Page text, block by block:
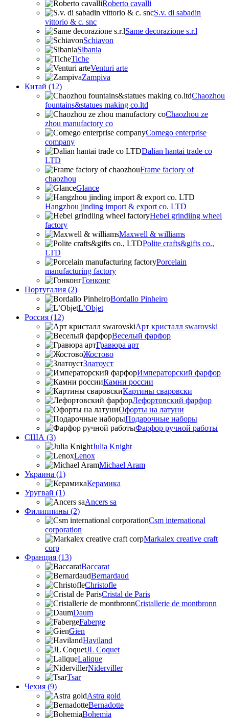
Roberto cavalli
S.v. di sabadin
vittorio & c. snc
Same decorazione s.r.l
Schiavon
Sibania
Tiche
Venturi arte
Zampiva
Китай (12)
Chaozhou
fountains&statues making co.ltd
Chaozhou ze
zhou manufactory co
Comego enterprise
company
Dalian hantai trade co
LTD
Frame factory of
chaozhou
Glance
Hangzhou jinding import & export co. LTD
Hebei grindiing wheel
factory
Maxwell & williams
Polite crafts&gifts co.,
LTD
Porcelain
manufacturing factory
Гонконг
Португалия (2)
Bordallo Pinheiro
L’Objet
Россия (12)
Арт кристалл swarovski
Веселый фарфор
Гравюра арт
Жостово
Златоуст
Императорский фарфор
Камни россии
Картины сваровски
Лефортовский фарфор
Офорты на латуни
Подарочные наборы
Фарфор ручной работы
США (3)
Julia Knight
Lenox
Michael Aram
Украина (1)
Керамика
Уругвай (1)
Ancers sa
Филиппины (2)
Csm international
corporation
Markalex creative craft
corp
Франция (13)
Baccarat
Bernardaud
Christofle
Cristal de Paris
Cristallerie de montbronn
Daum
Faberge
Gien
Haviland
JL Coquet
Lalique
Niderviller
Tsar
Чехия (9)
Astra gold
Bernadotte
Bohemia